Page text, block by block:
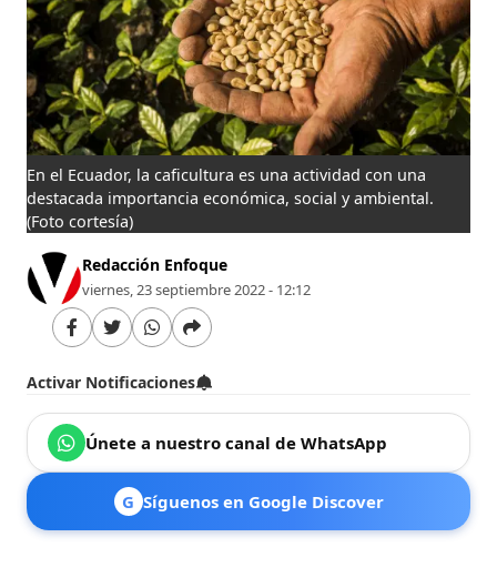
En el Ecuador, la caficultura es una actividad con una
destacada importancia económica, social y ambiental.
(Foto cortesía)
Redacción Enfoque
viernes, 23 septiembre 2022 - 12:12
Activar Notificaciones
Únete a nuestro canal de WhatsApp
G Síguenos en Google Discover